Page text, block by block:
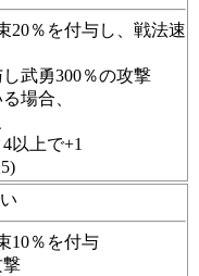
20％を付与し、戦法速
武勇300％の攻撃
場合、
以上で+1
10％を付与
撃